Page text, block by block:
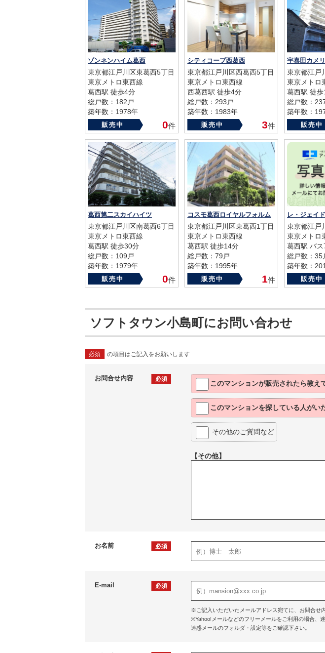
ゾンネンハイム葛西
東京都江戸川区東葛西5丁目
東京メトロ東西線
葛西駅 徒歩4分
総戸数：182戸
築年数：1978年
販売中 0件
シティコープ西葛西
東京都江戸川区西葛西5丁目
東京メトロ東西線
西葛西駅 徒歩4分
総戸数：293戸
築年数：1983年
販売中 3件
宇喜田カメ
東京都江戸
東京メトロ
葛西駅 徒
総戸数：
築年数：
販売中
葛西第二スカイハイツ
東京都江戸川区南葛西6丁目
東京メトロ東西線
葛西駅 徒歩30分
総戸数：109戸
築年数：1979年
販売中 0件
コスモ葛西ロイヤルフォルム
東京都江戸川区東葛西1丁目
東京メトロ東西線
葛西駅 徒歩14分
総戸数：79戸
築年数：1995年
販売中 1件
東京都江戸
東京メトロ
葛西駅 バ
総戸数：35
築年数：
販売中
ソフトタウン小島町にお問い合わせ
必須 の項目はご記入をお願いします
お問合せ内容 必須
このマンションが販売されたら教え
このマンションを探している人がい
その他のご質問など
【その他】
お名前 必須
E-mail 必須
※ご記入いただいたメールアドレス宛てに、お問合せ
※Yahoo!メールなどのフリーメールをご利用の場合、
迷惑メールのフォルダ・設定等をご確認下さい。